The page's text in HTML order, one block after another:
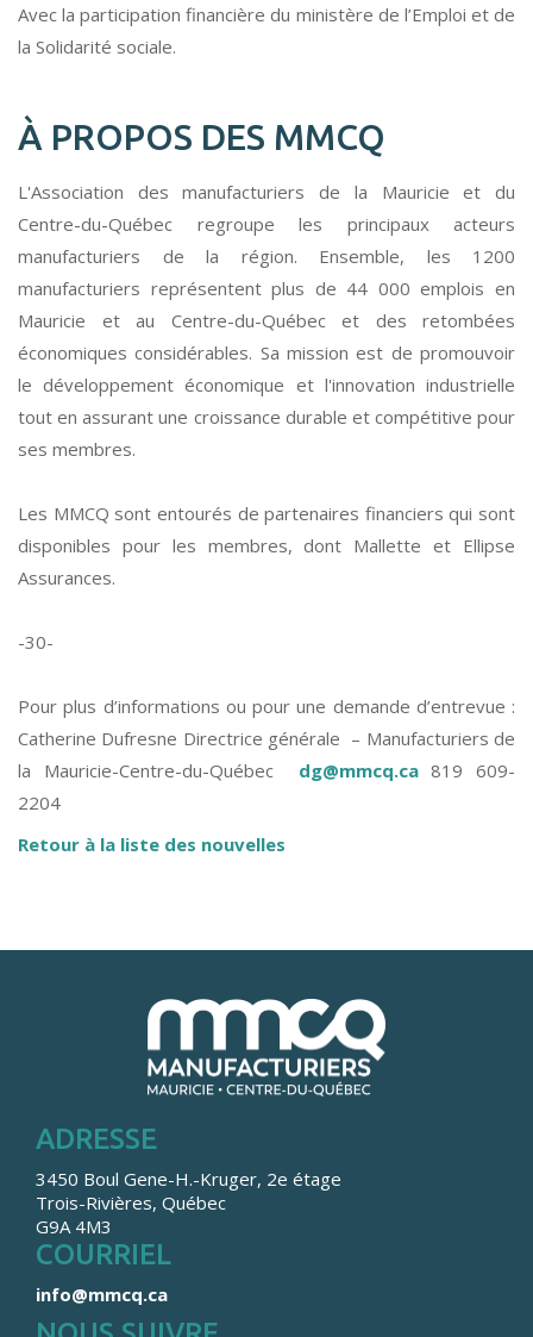
Avec la participation financière du ministère de l’Emploi et de
la Solidarité sociale.
À PROPOS DES MMCQ
L'Association des manufacturiers de la Mauricie et du
Centre-du-Québec regroupe les principaux acteurs
manufacturiers de la région. Ensemble, les 1200
manufacturiers représentent plus de 44 000 emplois en
Mauricie et au Centre-du-Québec et des retombées
économiques considérables. Sa mission est de promouvoir
le développement économique et l'innovation industrielle
tout en assurant une croissance durable et compétitive pour
ses membres.
Les MMCQ sont entourés de partenaires financiers qui sont
disponibles pour les membres, dont Mallette et Ellipse
Assurances.
-30-
Pour plus d’informations ou pour une demande d’entrevue :
Catherine Dufresne Directrice générale – Manufacturiers de
la Mauricie-Centre-du-Québec
dg@mmcq.ca819 609-
2204
Retour à la liste des nouvelles
ADRESSE
3450 Boul Gene-H.-Kruger, 2e étage
Trois-Rivières, Québec
G9A 4M3
COURRIEL
info@mmcq.ca